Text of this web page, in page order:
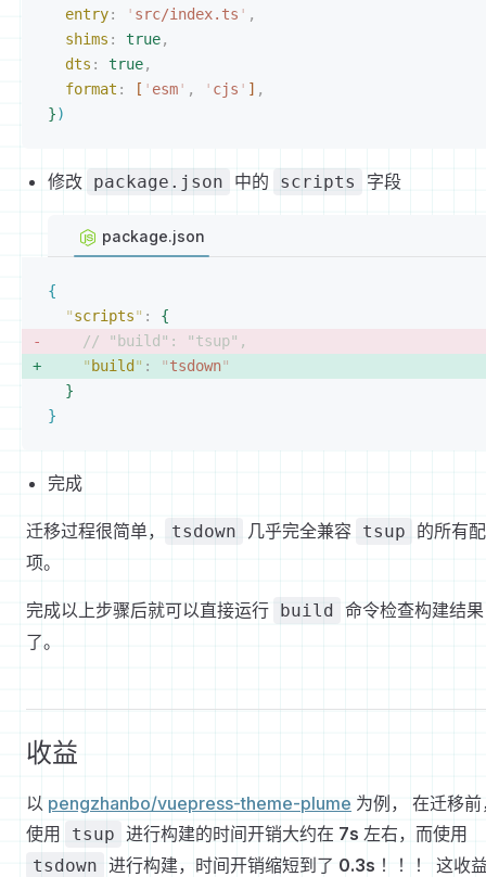
entry: ' src/index.ts ' ,
shims : true,
dts : true,
format : [ ' esm' , ' cjs ' ] ,
})
修改 package.json 中的 scripts 字段
package.json
{
"scripts" :
{
// "build": "tsup",
" build " : "tsdown"
}
}
完成
迁移过程很简单， tsdown 几乎完全兼容 tsup
的所有
项。
完成以上步骤后就可以直接运行 build
命令检查构建结果
了。
收益
以 pengzhanbo/vuepress-theme-plume 为例， 在迁移前
使用
tsup 进行构建的时间开销大约在 7s 左右，而使用
tsdown 进行构建，时间开销缩短到了 0.3s ！！！ 这收